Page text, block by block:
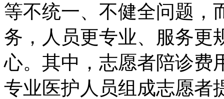
等不统一、不健全问题，
务，人员更专业、服务更
心。其中，志愿者陪诊费
专业医护人员组成志愿者